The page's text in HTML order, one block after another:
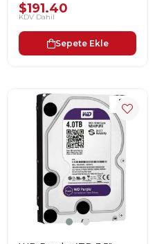
$191.40
KDV Dahil
Sepete Ekle